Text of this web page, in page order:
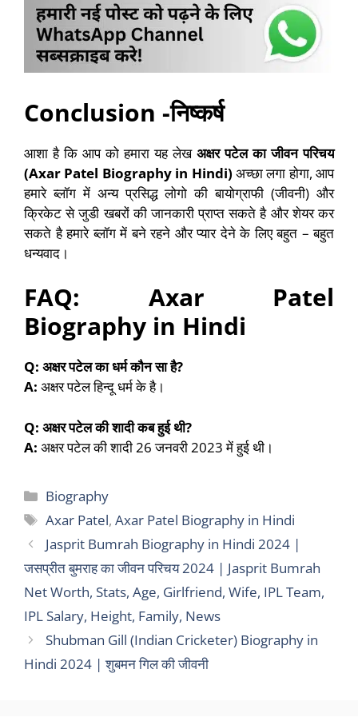
Conclusion -निष्कर्ष
आशा है कि आप को हमारा यह लेख अक्षर पटेल का जीवन परिचय
(Axar Patel Biography in Hindi) अच्छा लगा होगा, आप
हमारे ब्लॉग में अन्य प्रसिद्ध लोगो की बायोग्राफी (जीवनी) और
क्रिकेट से जुडी खबरों की जानकारी प्राप्त सकते है और शेयर कर
सकते है हमारे ब्लॉग में बने रहने और प्यार देने के लिए बहुत – बहुत
धन्यवाद।
FAQ: Axar Patel
Biography in Hindi
Q: अक्षर पटेल का धर्म कौन सा है?
A: अक्षर पटेल हिन्दू धर्म के है।
Q: अक्षर पटेल की शादी कब हुई थी?
A: अक्षर पटेल की शादी 26 जनवरी 2023 में हुई थी।
Categories
Biography
Tags
Axar Patel,Axar Patel Biography in Hindi
Jasprit Bumrah Biography in Hindi 2024 |
जसप्रीत बुमराह का जीवन परिचय 2024 | Jasprit Bumrah
Net Worth, Stats, Age, Girlfriend, Wife, IPL Team,
IPL Salary, Height, Family, News
Shubman Gill (Indian Cricketer) Biography in
Hindi 2024 | शुबमन गिल की जीवनी